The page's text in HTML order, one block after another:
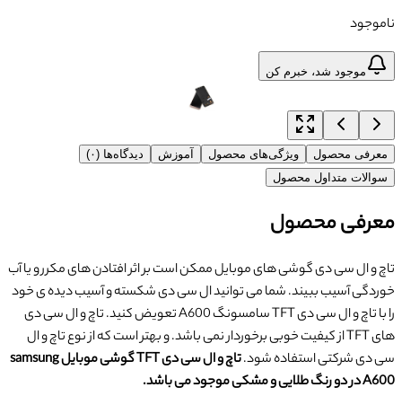
ناموجود
موجود شد، خبرم کن
معرفی محصول ویژگی‌های محصول آموزش
دیدگاه‌ها (۰)
سوالات متداول محصول
معرفی محصول
تاچ و ال سی دی گوشی های موبایل ممکن است بر اثر افتادن های مکرر و یا آب
خوردگی آسیب ببیند. شما می توانید ال سی دی شکسته و آسیب دیده ی خود
را با تاچ و ال سی دی TFT سامسونگ A600 تعویض کنید. تاچ و ال سی دی
های TFT از کیفیت خوبی برخوردار نمی باشد. و بهتر است که از نوع تاچ و ال
سی دی شرکتی استفاده شود.
تاچ و ال سی دی TFT گوشی موبایل samsung
A600 در دو رنگ طلایی و مشکی موجود می باشد.